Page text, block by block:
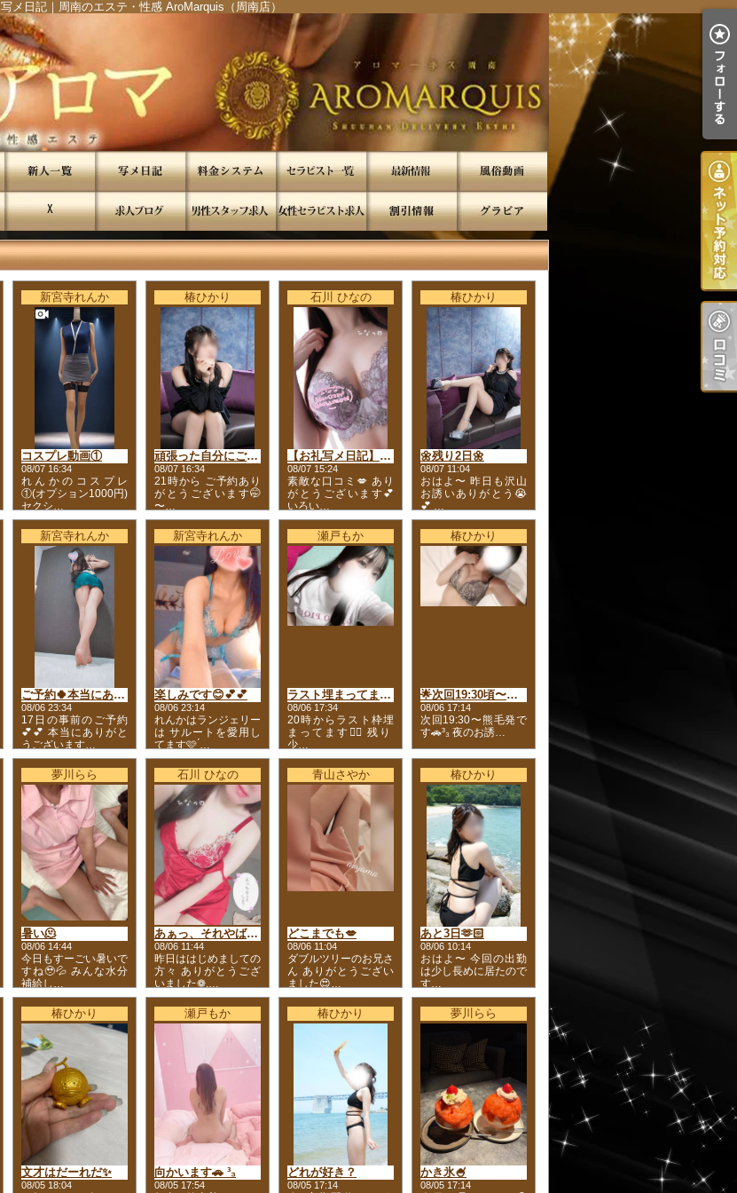
""
写メ日記｜周南のエステ・性感 AroMarquis（周南店）
新宮寺れんか
コスプレ動画①
08/07 16:34
れんかのコスプレ
①(オプション1000円)
セクシ…
椿ひかり
頑張った自分にご褒美😘
08/07 16:34
21時から ご予約あり
がとうございます🤭
〜…
石川 ひなの
【お礼写メ日記】居心地の良さと優しさに包まれた、とても素敵な時間🤍
08/07 15:24
素敵な口コミ💋 あり
がとうございます💕
いろい…
椿ひかり
🌼残り2日🌼
08/07 11:04
おはよ〜 昨日も沢山
お誘いありがとう😭
💕 …
新宮寺れんか
ご予約🍀本当にありがとうございます💕💕
08/06 23:34
17日の事前のご予約
💕💕 本当にありがと
うございます…
新宮寺れんか
楽しみです😊💕💕
08/06 23:14
れんかはランジェリー
は サルートを愛用し
てます🩷 ́…
瀬戸もか
ラスト埋まってます🈵
08/06 17:34
20時からラスト枠埋
まってます🙇‍♀️ 残り
少…
椿ひかり
🌟次回19:30頃〜熊毛発
08/06 17:14
次回19:30〜熊毛発で
す🚗³₃ 夜のお誘…
夢川らら
暑い🫠
08/06 14:44
今日もすーごい暑いで
すね🥹💦 みんな水分
補給し…
石川 ひなの
あぁっ、それやばいっ、、💓
08/06 11:44
昨日ははじめましての
方々 ありがとうござ
いました❁.…
青山さやか
どこまでも💋
08/06 11:04
ダブルツリーのお兄さ
ん ありがとうござい
ました😍…
椿ひかり
あと3日🫶🏻
08/06 10:14
おはよ〜 今回の出勤
は少し長めに居たので
す…
椿ひかり
文才はだーれだ✨
08/05 18:04
瀬戸もか
向かいます🚗 ³₃
08/05 17:54
椿ひかり
どれが好き？
08/05 17:14
夢川らら
かき氷🍧
08/05 17:14